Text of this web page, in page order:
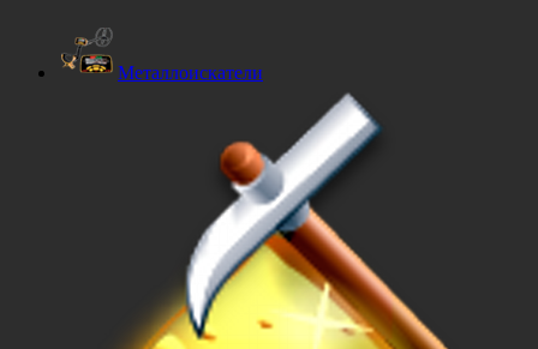
Металлоискатели